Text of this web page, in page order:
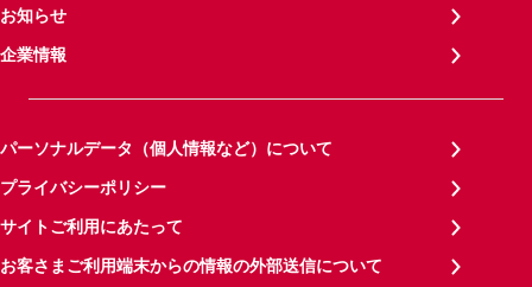
お知らせ
企業情報
パーソナルデータ（個人情報など）について
プライバシーポリシー
サイトご利用にあたって
お客さまご利用端末からの情報の外部送信について